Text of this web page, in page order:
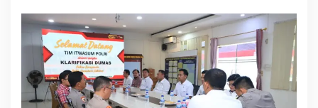
u
n
i
T
i
m